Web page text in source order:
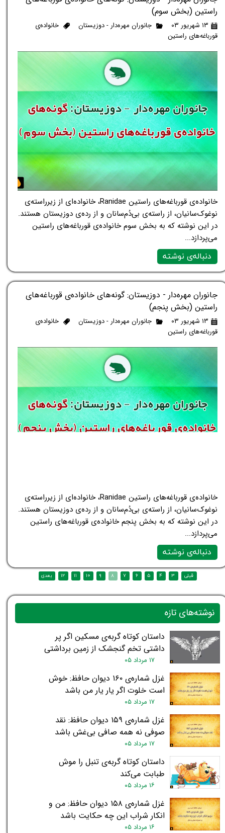
راستین (بخش سوم)
۱۳ شهریور ۰۳ جانوران مهره‌دار - دوزیستان
خانواده‌ی
قورباغه‌های راستین
خانواده‌ی قورباغه‌های راستین Ranidae، خانواده‌ای از زیرراسته‌ی
نوغوک‌سانیان، از راسته‌ی بی‌دُم‌سانان و از رده‌ی دوزیستان هستند.
در این نوشته که به بخش سوم خانواده‌ی قورباغه‌های راستین
می‌پردازد...
دنباله‌ی نوشته
جانوران مهره‌دار - دوزیستان: گونه‌های خانواده‌ی قورباغه‌های
راستین (بخش پنجم)
۱۳ شهریور ۰۳ جانوران مهره‌دار - دوزیستان
خانواده‌ی
قورباغه‌های راستین
خانواده‌ی قورباغه‌های راستین Ranidae، خانواده‌ای از زیرراسته‌ی
نوغوک‌سانیان، از راسته‌ی بی‌دُم‌سانان و از رده‌ی دوزیستان هستند.
در این نوشته که به بخش پنجم خانواده‌ی قورباغه‌های راستین
می‌پردازد...
دنباله‌ی نوشته
داستان کوتاه گربه‌ی مسکین اگر پر
داشتی تخم گنجشک از زمین برداشتی
۱۷ مرداد ۰۵
غزل شماره‌ی ۱۶۰ دیوان حافظ: خوش
است خلوت اگر یار یار من باشد
۱۷ مرداد ۰۵
غزل شماره‌ی ۱۵۹ دیوان حافظ: نقد
صوفی نه همه صافی بی‌غش باشد
۱۷ مرداد ۰۵
داستان کوتاه گربه‌ی تنبل را موش
طبابت می‌کند
۱۶ مرداد ۰۵
غزل شماره‌ی ۱۵۸ دیوان حافظ: من و
انکار شراب این چه حکایت باشد
۱۶ مرداد ۰۵
نوشته‌های تازه